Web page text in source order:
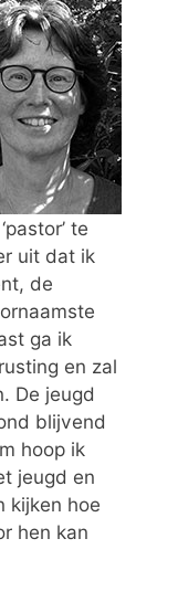
te
uit dat ik
de
ga ik
en zal
De jeugd
blijvend
hoop ik
jeugd en
kijken hoe
hen kan